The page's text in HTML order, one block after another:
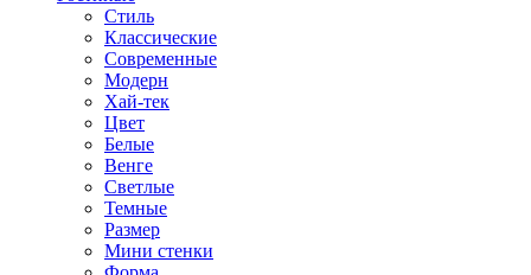
Стиль
Классические
Современные
Модерн
Хай-тек
Цвет
Белые
Венге
Светлые
Темные
Размер
Мини стенки